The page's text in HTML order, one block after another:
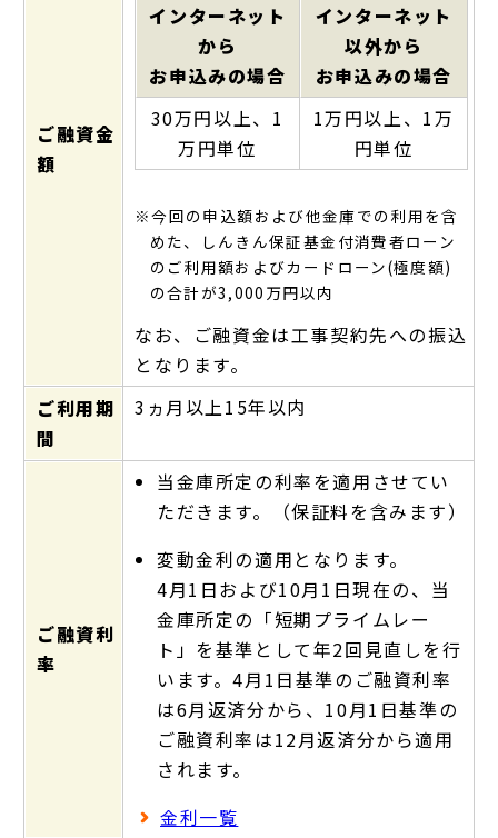
ご融資金
額
インターネット
から
お申込みの場合
インターネット
以外から
お申込みの場合
30万円以上、1
万円単位
1万円以上、1万
円単位
※今回の申込額および他金庫での利用を含
めた、しんきん保証基金付消費者ローン
のご利用額およびカードローン(極度額)
の合計が3,000万円以内
なお、ご融資金は工事契約先への振込
となります。
ご利用期
間
3ヵ月以上15年以内
ご融資利
率
当金庫所定の利率を適用させてい
ただきます。（保証料を含みます）
変動金利の適用となります。
4月1日および10月1日現在の、当
金庫所定の「短期プライムレー
ト」を基準として年2回見直しを行
います。4月1日基準のご融資利率
は6月返済分から、10月1日基準の
ご融資利率は12月返済分から適用
されます。
金利一覧